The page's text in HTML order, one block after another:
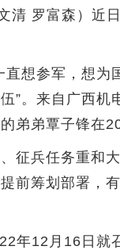
罗富森）近
想参军，想为
”。来自广西机
弟弟覃子锋在
兵任务重和大
前筹划部署，
12月16日就